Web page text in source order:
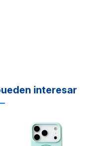
interesar